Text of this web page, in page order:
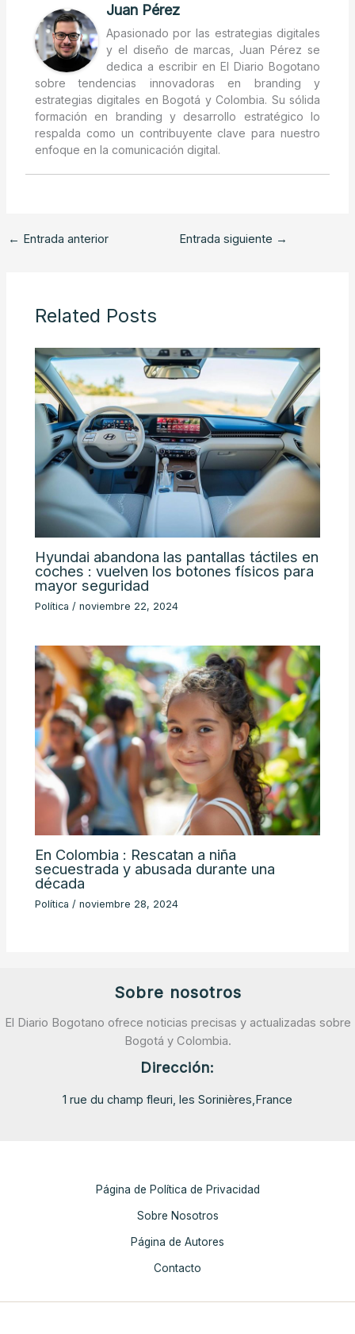
Juan Pérez
Apasionado por las estrategias digitales
y el diseño de marcas, Juan Pérez se
dedica a escribir en El Diario Bogotano
sobre tendencias innovadoras en branding y
estrategias digitales en Bogotá y Colombia. Su sólida
formación en branding y desarrollo estratégico lo
respalda como un contribuyente clave para nuestro
enfoque en la comunicación digital.
← Entrada anterior Entrada siguiente →
Related Posts
Hyundai abandona las pantallas táctiles en
coches : vuelven los botones físicos para
mayor seguridad
Política /noviembre 22, 2024
En Colombia : Rescatan a niña
secuestrada y abusada durante una
década
Política /noviembre 28, 2024
Sobre nosotros
El Diario Bogotano ofrece noticias precisas y actualizadas sobre
Bogotá y Colombia.
Dirección:
1 rue du champ fleuri, les Sorinières,France
Página de Política de Privacidad
Sobre Nosotros
Página de Autores
Contacto